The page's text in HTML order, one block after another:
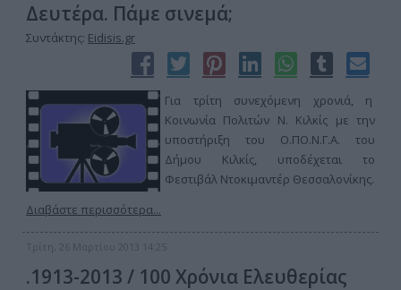
Δευτέρα. Πάμε σινεμά;
Συντάκτης: Eidisis.gr
Για τρίτη συνεχόμενη χρονιά, η
Κοινωνία Πολιτών Ν. Κιλκίς με την
υποστήριξη του Ο.ΠΟ.Ν.Γ.Α. του
Δήμου Κιλκίς, υποδέχεται το
Φεστιβάλ Ντοκιμαντέρ Θεσσαλονίκης.
Διαβάστε περισσότερα...
Τρίτη, 26 Μαρτίου 2013 14:25
.1913-2013 / 100 Χρόνια Ελευθερίας